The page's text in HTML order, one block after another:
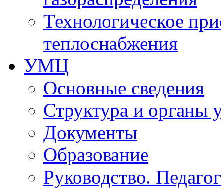
Технологическое
теплоснабжения
УМЦ
Основные сведения
Структура и органы
Документы
Образование
Руководство.